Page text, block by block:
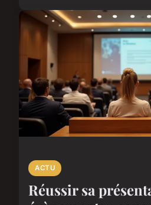
ACTU
Réussir sa